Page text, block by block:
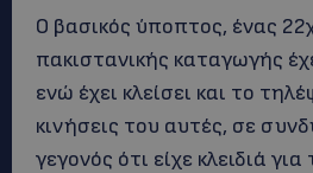
Ο βασικός ύποπτος, ένας
πακιστανικής καταγωγής
ενώ έχει κλείσει και το
κινήσεις του αυτές, σε
γεγονός ότι είχε κλειδιά